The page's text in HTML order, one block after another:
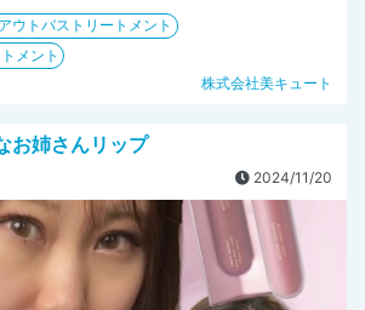
ウトバストリートメント
メント
株式会社美キュート
お姉さんリップ
2024/11/20